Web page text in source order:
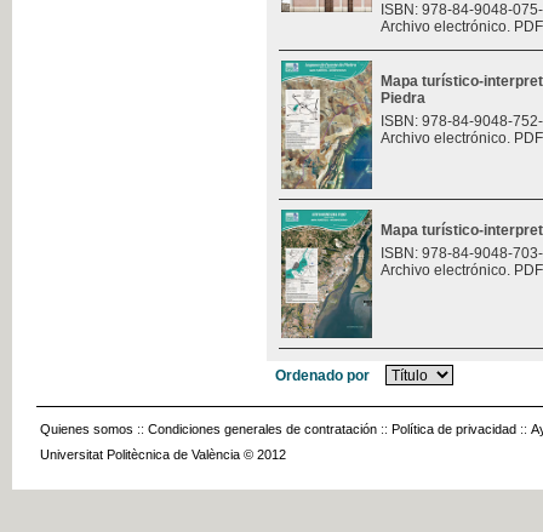
ISBN: 978-84-9048-
Archivo electrónico.
Mapa turístico-
Piedra
ISBN: 978-84-9048-
Archivo electrónico.
Mapa turístico-
ISBN: 978-84-9048-
Archivo electrónico.
Ordenado por
Quienes somos :: Condiciones generales de contratación :: Política de privacidad ::
Universitat Politècnica de València © 2012